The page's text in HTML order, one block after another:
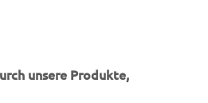
unsere Produkte,